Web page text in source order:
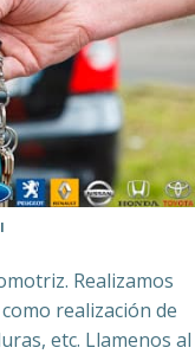
Realizamos
como realización de
etc. Llamenos al